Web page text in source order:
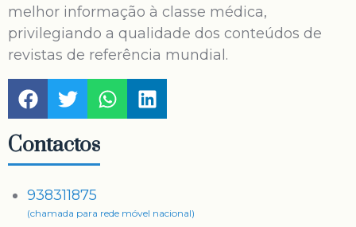
melhor informação à classe médica,
privilegiando a qualidade dos conteúdos de
revistas de referência mundial.
Contactos
938311875
(chamada para rede móvel nacional)